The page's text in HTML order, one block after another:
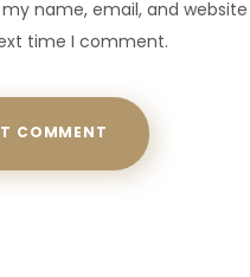
my name, email, and
time I comment.